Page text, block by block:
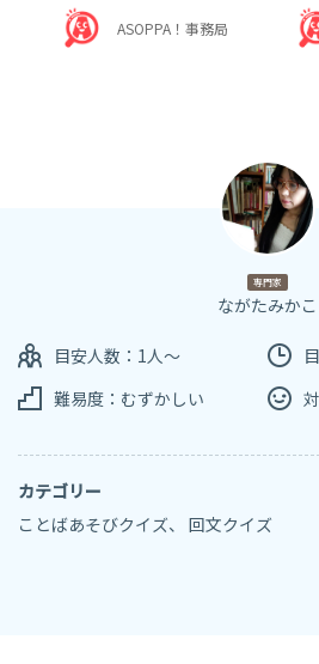
ASOPPA！事務局
専門家
ながたみかこ
目安人数：1人～
難易度：むずかしい
カテゴリー
ことばあそびクイズ、 回文クイズ